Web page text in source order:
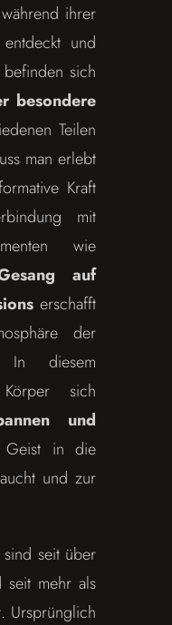
während ihrer
entdeckt und
sich
besondere
Teilen
man erlebt
Kraft
mit
wie
auf
erschafft
der
In diesem
sich
und
Geist in die
und zur
seit über
seit mehr als
Ursprünglich